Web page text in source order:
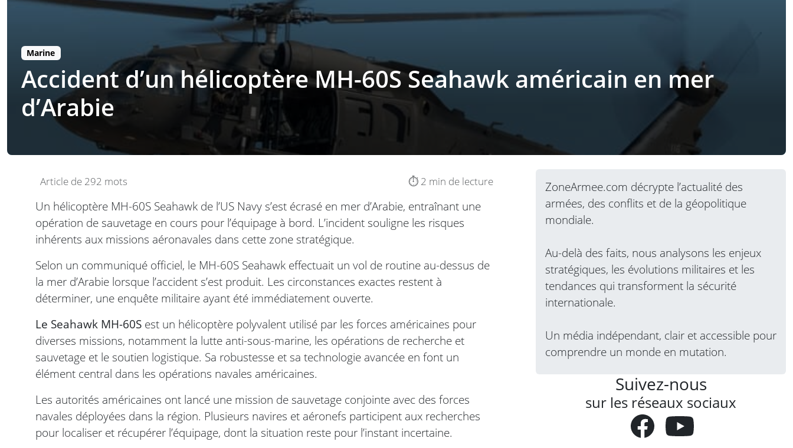
Marine
Accident d’un hélicoptère MH-60S Seahawk américain en mer
d’Arabie
Article de 292 mots ⏱️ 2 min de lecture
Un hélicoptère MH-60S Seahawk de l’US Navy s’est écrasé en mer d’Arabie, entraînant une
opération de sauvetage en cours pour l’équipage à bord. L’incident souligne les risques
inhérents aux missions aéronavales dans cette zone stratégique.
Selon un communiqué officiel, le MH-60S Seahawk effectuait un vol de routine au-dessus de
la mer d’Arabie lorsque l’accident s’est produit. Les circonstances exactes restent à
déterminer, une enquête militaire ayant été immédiatement ouverte.
Le Seahawk MH-60S est un hélicoptère polyvalent utilisé par les forces américaines pour
diverses missions, notamment la lutte anti-sous-marine, les opérations de recherche et
sauvetage et le soutien logistique. Sa robustesse et sa technologie avancée en font un
élément central dans les opérations navales américaines.
Les autorités américaines ont lancé une mission de sauvetage conjointe avec des forces
navales déployées dans la région. Plusieurs navires et aéronefs participent aux recherches
pour localiser et récupérer l’équipage, dont la situation reste pour l’instant incertaine.
ZoneArmee.com décrypte l’actualité des
armées, des conflits et de la géopolitique
mondiale.
Au-delà des faits, nous analysons les enjeux
stratégiques, les évolutions militaires et les
tendances qui transforment la sécurité
internationale.
Un média indépendant, clair et accessible pour
comprendre un monde en mutation.
Suivez-nous
sur les réseaux sociaux